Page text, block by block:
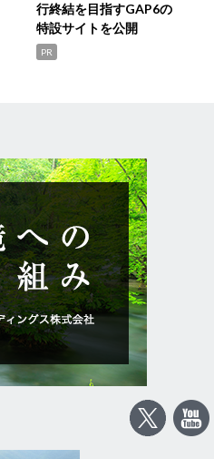
行終結を目指すGAP6の
特設サイトを公開
PR